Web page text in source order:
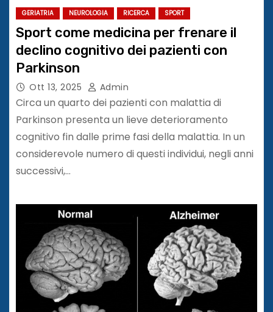
GERIATRIA NEUROLOGIA RICERCA SPORT
Sport come medicina per frenare il
declino cognitivo dei pazienti con
Parkinson
Ott 13, 2025 Admin
Circa un quarto dei pazienti con malattia di
Parkinson presenta un lieve deterioramento
cognitivo fin dalle prime fasi della malattia. In un
considerevole numero di questi individui, negli anni
successivi,…